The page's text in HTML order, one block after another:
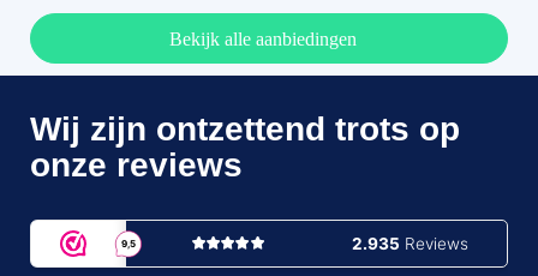
Bekijk alle aanbiedingen
Wij zijn ontzettend trots op
onze reviews